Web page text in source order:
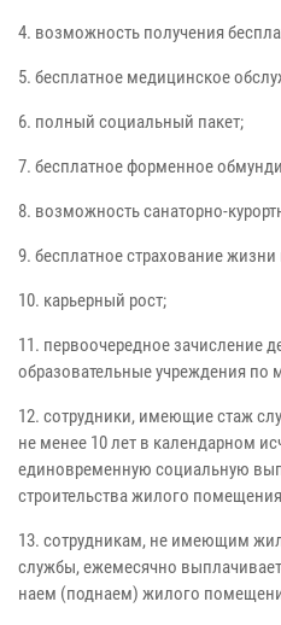
4. возможность получения
5. бесплатное медицинское
6. полный социальный пакет;
7. бесплатное форменное
8. возможность санаторно-
9. бесплатное страхование
10. карьерный рост;
11. первоочередное зачисление
образовательные учреждения по
12. сотрудники, имеющие стаж
не менее 10 лет в календарном
единовременную социальную
строительства жилого
13. сотрудникам, не имеющим
службы, ежемесячно
наем (поднаем) жилого